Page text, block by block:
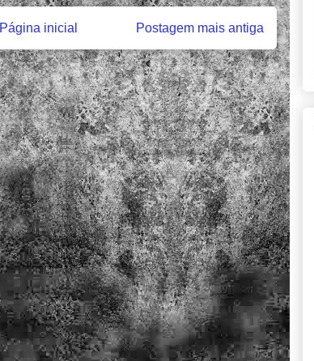
Postagem mais antiga
Página inicial